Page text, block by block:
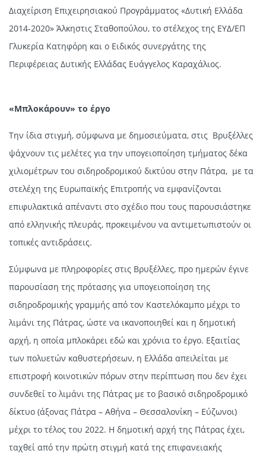
Διαχείριση Επιχειρησιακού Προγράμματος «Δυτική Ελλάδα
2014-2020» Άλκηστις Σταθοπούλου, το στέλεχος της ΕΥΔ/ΕΠ
Γλυκερία Κατηφόρη και ο Ειδικός συνεργάτης της
Περιφέρειας Δυτικής Ελλάδας Ευάγγελος Καραχάλιος.
«Μπλοκάρουν» το έργο
Την ίδια στιγμή, σύμφωνα με δημοσιεύματα, στις Βρυξέλλες
ψάχνουν τις μελέτες για την υπογειοποίηση τμήματος δέκα
χιλιομέτρων του σιδηροδρομικού δικτύου στην Πάτρα, με τα
στελέχη της Ευρωπαϊκής Επιτροπής να εμφανίζονται
επιφυλακτικά απέναντι στο σχέδιο που τους παρουσιάστηκε
από ελληνικής πλευράς, προκειμένου να αντιμετωπιστούν οι
τοπικές αντιδράσεις.
Σύμφωνα με πληροφορίες στις Βρυξέλλες, προ ημερών έγινε
παρουσίαση της πρότασης για υπογειοποίηση της
σιδηροδρομικής γραμμής από τον Καστελόκαμπο μέχρι το
λιμάνι της Πάτρας, ώστε να ικανοποιηθεί και η δημοτική
αρχή, η οποία μπλοκάρει εδώ και χρόνια το έργο. Εξαιτίας
των πολυετών καθυστερήσεων, η Ελλάδα απειλείται με
επιστροφή κοινοτικών πόρων στην περίπτωση που δεν έχει
συνδεθεί το λιμάνι της Πάτρας με το βασικό σιδηροδρομικό
δίκτυο (άξονας Πάτρα – Αθήνα – Θεσσαλονίκη – Εύζωνοι)
μέχρι το τέλος του 2022. Η δημοτική αρχή της Πάτρας έχει,
ταχθεί από την πρώτη στιγμή κατά της επιφανειακής